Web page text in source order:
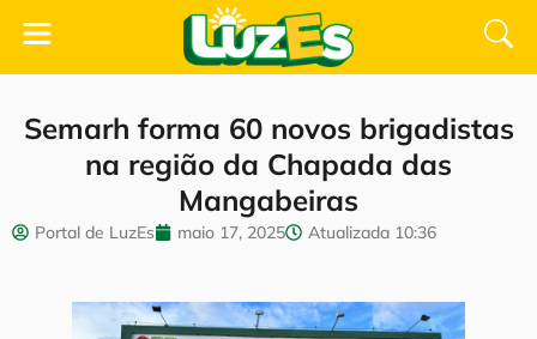
Semarh forma 60 novos brigadistas
na região da Chapada das
Mangabeiras
Portal de LuzEs maio 17, 2025 Atualizada 10:36